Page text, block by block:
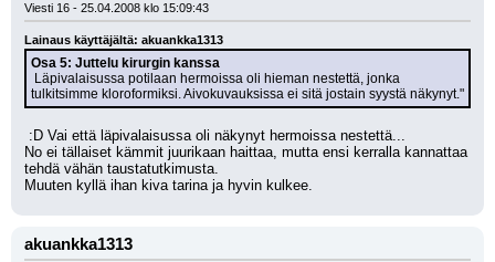
Viesti 16 - 25.04.2008 klo 15:09:43
Lainaus käyttäjältä: akuankka1313
Osa 5: Juttelu kirurgin kanssa
tulkitsimme kloroformiksi. Aivokuvauksissa ei sitä jostain syystä näkynyt."
:D Vai että läpivalaisussa oli näkynyt hermoissa nestettä...
No ei tällaiset kämmit juurikaan haittaa, mutta ensi kerralla kannattaa
tehdä vähän taustatutkimusta.
Muuten kyllä ihan kiva tarina ja hyvin kulkee.
akuankka1313